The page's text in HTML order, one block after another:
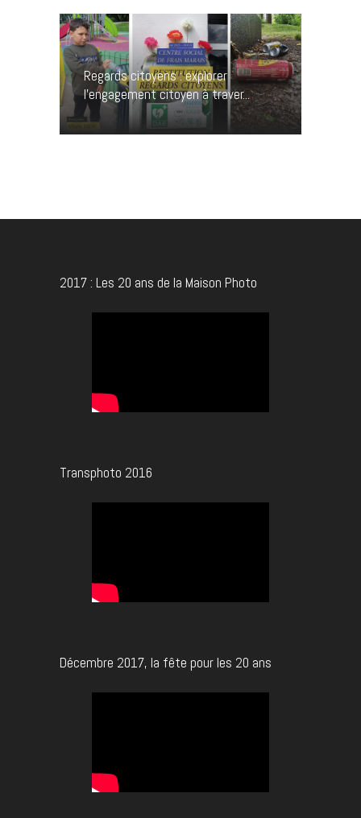
Regards citoyens : explorer
l’engagement citoyen à traver...
2017 : Les 20 ans de la Maison Photo
Transphoto 2016
Décembre 2017, la fête pour les 20 ans